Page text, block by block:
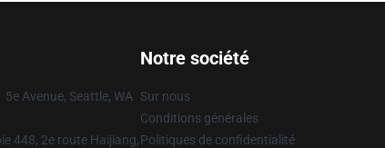
5e Avenue, Seattle, WA
448, 2e route Haijiang,
Notre société
Sur nous
Conditions générales
Politiques de confidentialité